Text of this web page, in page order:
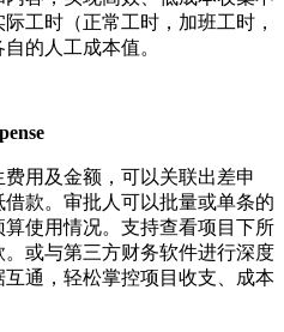
工时（正常工时，加班工时，
的人工成本值。
用及金额，可以关联出差申
款。审批人可以批量或单条的
使用情况。支持查看项目下所
或与第三方财务软件进行深度
通，轻松掌控项目收支、成本